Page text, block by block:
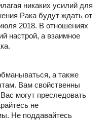
никаких усилий для
Рака будут ждать от
2018. В отношениях
настрой, а взаимное
а также
Вам свойственны
могут преследовать
не
Не поддавайтесь